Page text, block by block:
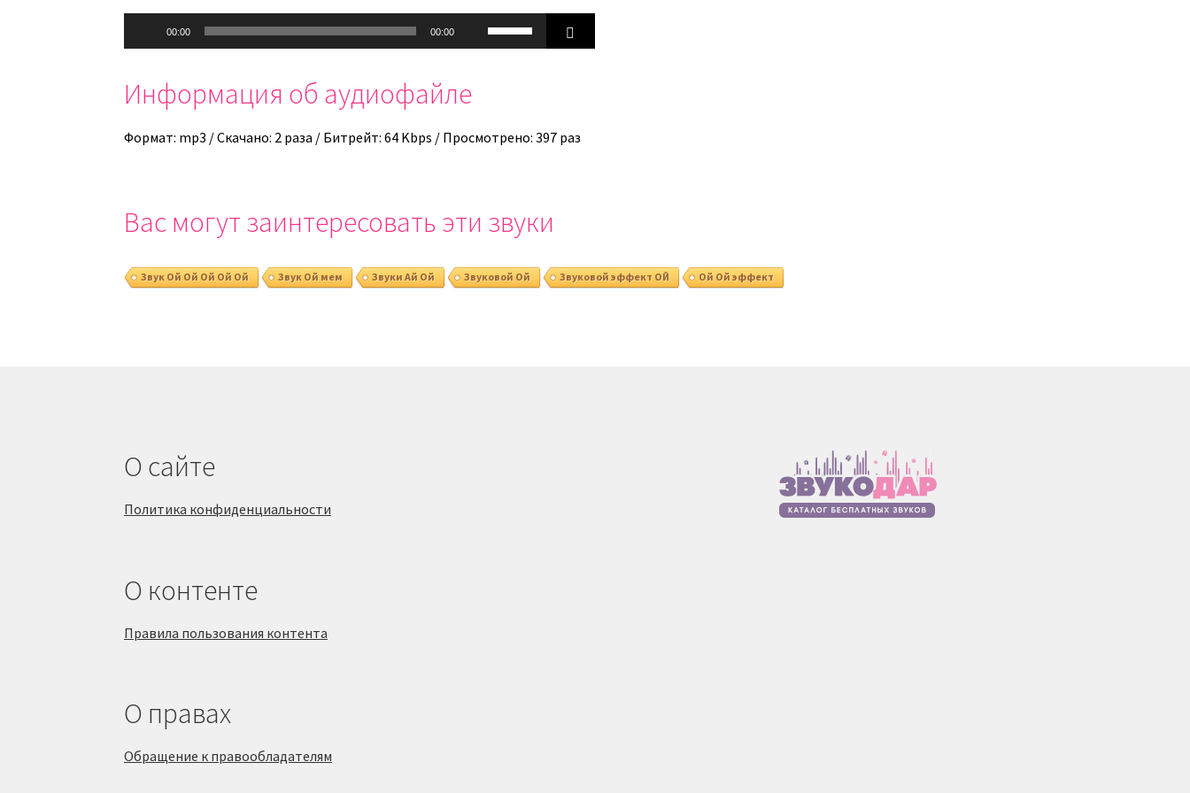
00:00 00:00
Используйте
клавиши
увеличить
Информация об аудиофайле
Формат: mp3 / Скачано: 2 раза / Битрейт: 64 Kbps / Просмотрено: 397 раз
Вас могут заинтересовать эти звуки
Звук Ой Ой Ой Ой Ой Звук Ой мем Звуки Ай Ой Звуковой Ой Звуковой эффект ОЙ Ой Ой эффект
О сайте
Политика конфиденциальности
О контенте
Правила пользования контента
О правах
Обращение к правообладателям